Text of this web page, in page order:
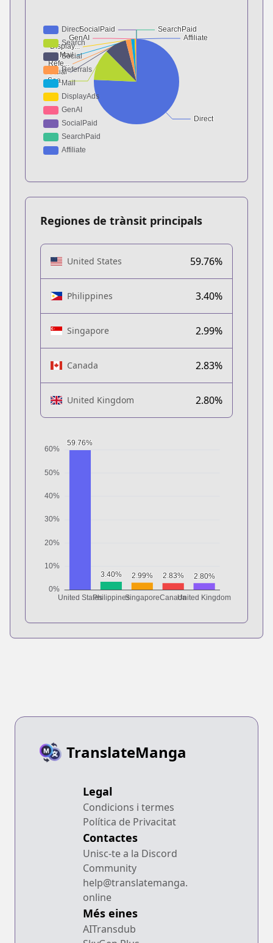
Regiones de trànsit principals
United States 59.76%
Philippines 3.40%
Singapore 2.99%
Canada 2.83%
United Kingdom 2.80%
TranslateManga
Legal
Condicions i termes
Política de Privacitat
Contactes
Unisc-te a la Discord
Community
help@translatemanga.
online
Més eines
AITransdub